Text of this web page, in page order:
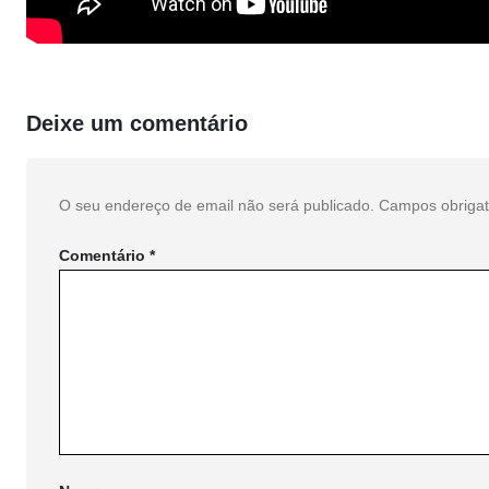
Deixe um comentário
O seu endereço de email não será publicado. Campos
Comentário *